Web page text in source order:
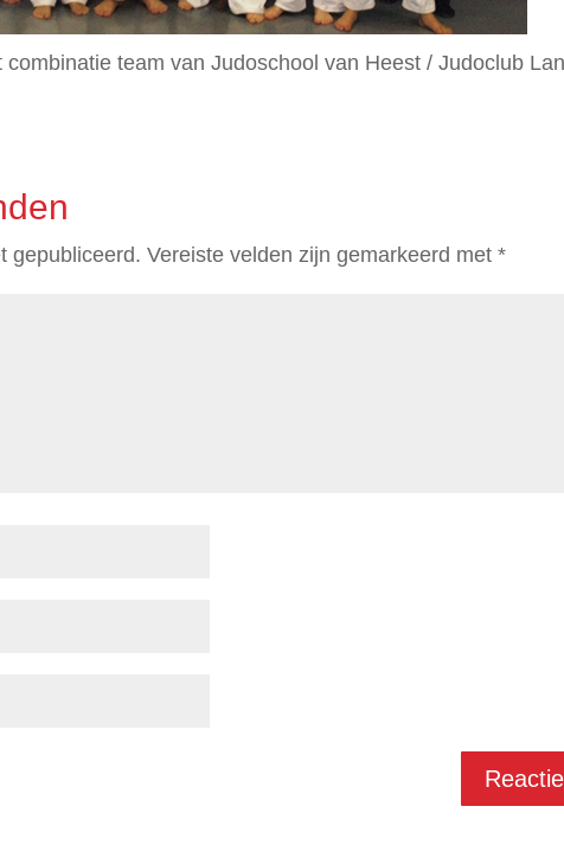
team van Judoschool van Heest / Judoclub
gepubliceerd. Vereiste velden zijn gemarkeerd met*